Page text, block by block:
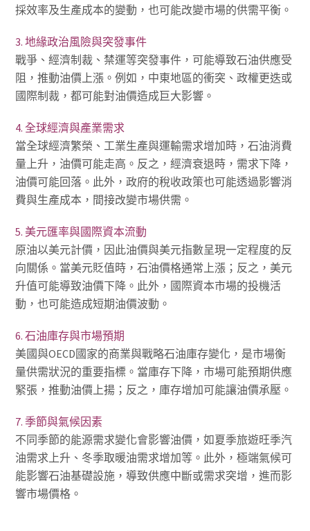
採效率及生產成本的變動，也可能改變市場的供需平衡。
3. 地緣政治風險與突發事件
戰爭、經濟制裁、禁運等突發事件，可能導致石油供應受
阻，推動油價上漲。例如，中東地區的衝突、政權更迭或
國際制裁，都可能對油價造成巨大影響。
4. 全球經濟與產業需求
當全球經濟繁榮、工業生產與運輸需求增加時，石油消費
量上升，油價可能走高。反之，經濟衰退時，需求下降，
油價可能回落。此外，政府的稅收政策也可能透過影響消
費與生產成本，間接改變市場供需。
5. 美元匯率與國際資本流動
原油以美元計價，因此油價與美元指數呈現一定程度的反
向關係。當美元貶值時，石油價格通常上漲；反之，美元
升值可能導致油價下降。此外，國際資本市場的投機活
動，也可能造成短期油價波動。
6. 石油庫存與市場預期
美國與OECD國家的商業與戰略石油庫存變化，是市場衡
量供需狀況的重要指標。當庫存下降，市場可能預期供應
緊張，推動油價上揚；反之，庫存增加可能讓油價承壓。
7. 季節與氣候因素
不同季節的能源需求變化會影響油價，如夏季旅遊旺季汽
油需求上升、冬季取暖油需求增加等。此外，極端氣候可
能影響石油基礎設施，導致供應中斷或需求突增，進而影
響市場價格。